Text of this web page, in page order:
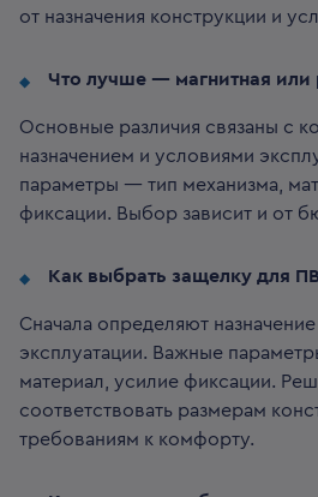
от назначения конструкции и
Что лучше — магнитная или
Основные различия связаны с
назначением и условиями
параметры — тип механизма,
фиксации. Выбор зависит и от
Как выбрать защелку для
Сначала определяют
эксплуатации. Важные
материал, усилие фиксации.
соответствовать размерам
требованиям к комфорту.